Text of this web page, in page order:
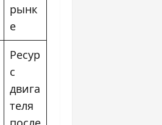
рынк
е
Ресур
с
двига
теля